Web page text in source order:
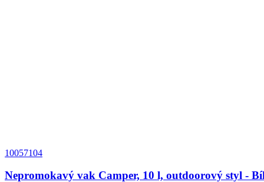
10057104
Nepromokavý vak Camper, 10 l, outdoorový styl -